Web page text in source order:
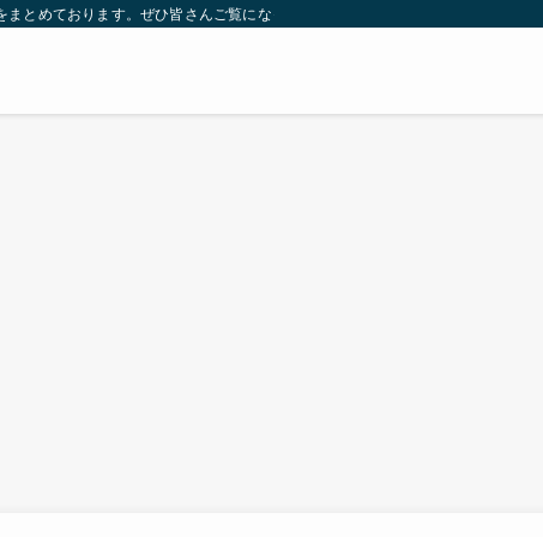
とめております。ぜひ皆さんご覧になっていってください。